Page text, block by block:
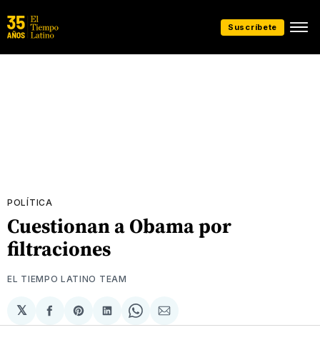
Suscríbete
POLÍTICA
Cuestionan a Obama por
filtraciones
EL TIEMPO LATINO TEAM
𝕏
Compartir
en
Share
on
Compartir
en
Share
on
Compartir
via